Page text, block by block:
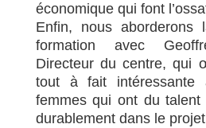
économique qui font
Enfin, nous aborderons
formation avec
Directeur du centre, qui
tout à fait intéressante
femmes qui ont du talent
durablement dans le